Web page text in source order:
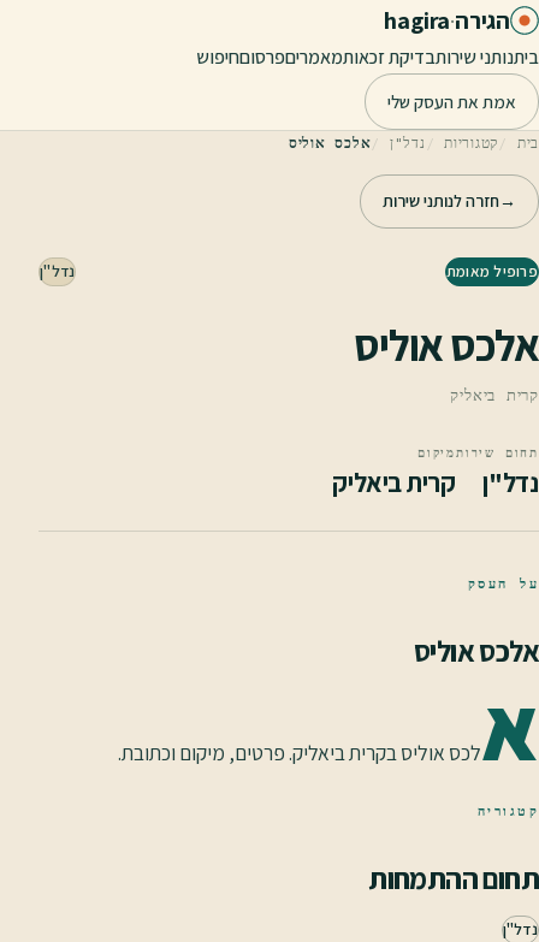
דלג לתוכן הראשי
הגירה·
hagira
ביתנותני שירותבדיקת זכאותמאמריםפרסוםחיפוש
אמת את העסק שלי
בית קטגוריות נדל"ן אלכס אוליס
→חזרה לנותני שירות
פרופיל מאומת נדל"ן
אלכס אוליס
קרית ביאליק
תחום שירות
נדל"ן
מיקום
קרית ביאליק
על העסק
אלכס אוליס
אלכס אוליס בקרית ביאליק. פרטים, מיקום וכתובת.
קטגוריה
תחום ההתמחות
נדל"ן